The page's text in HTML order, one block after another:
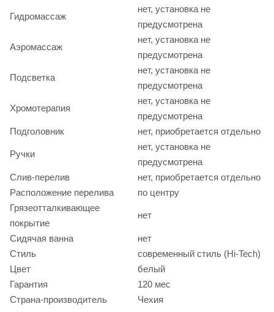
Гидромассаж
нет, установка не
предусмотрена
Аэромассаж
нет, установка не
предусмотрена
Подсветка
нет, установка не
предусмотрена
Хромотерапия
нет, установка не
предусмотрена
Подголовник
нет, приобретается отдельно
Ручки
нет, установка не
предусмотрена
Слив-перелив
нет, приобретается отдельно
Расположение перелива
по центру
Грязеотталкивающее
покрытие
нет
Сидячая ванна
нет
Стиль
современный стиль (Hi-Tech)
Цвет
белый
Гарантия
120 мес
Страна-производитель
Чехия